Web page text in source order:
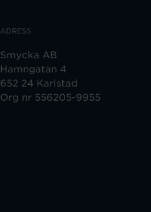
ADRESS
Smycka AB
Hamngatan 4
652 24 Karlstad
Org nr 556205-9955